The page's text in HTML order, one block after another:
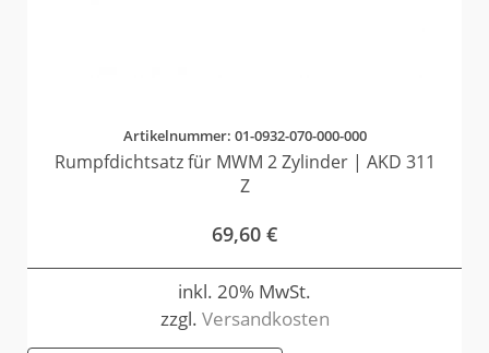
Artikelnummer: 01-0932-070-000-000
Rumpfdichtsatz für MWM 2 Zylinder | AKD 311
Z
69,60 €
inkl. 20% MwSt.
zzgl. Versandkosten